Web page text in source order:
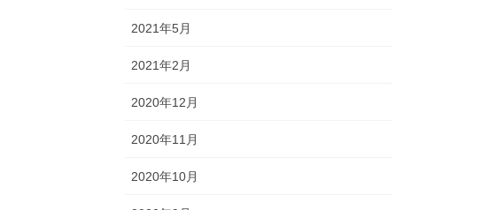
2021年5月
2021年2月
2020年12月
2020年11月
2020年10月